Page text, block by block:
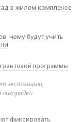
в жилом комплексе
чему будут учить
программы
экспозицию,
фиксировать